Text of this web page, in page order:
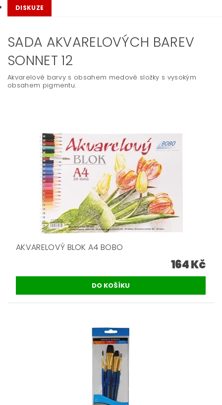
DISKUZE
SADA AKVARELOVÝCH BAREV
SONNET 12
Akvarelové barvy s obsahem medové složky s vysokým
obsahem pigmentu.
AKVARELOVÝ BLOK A4 BOBO
164 Kč